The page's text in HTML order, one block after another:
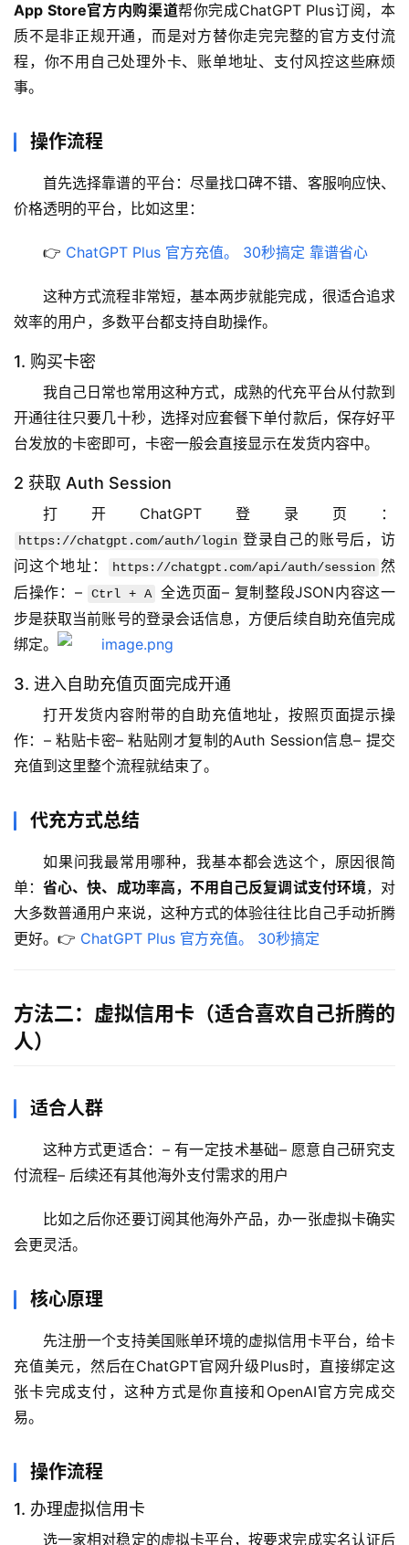
App Store官方内购渠道帮你完成ChatGPT Plus订阅，本
质不是非正规开通，而是对方替你走完完整的官方支付流
程，你不用自己处理外卡、账单地址、支付风控这些麻烦
事。
操作流程
首先选择靠谱的平台：尽量找口碑不错、客服响应快、
价格透明的平台，比如这里：
👉 ChatGPT Plus 官方充值。 30秒搞定 靠谱省心
这种方式流程非常短，基本两步就能完成，很适合追求
效率的用户，多数平台都支持自助操作。
1. 购买卡密
我自己日常也常用这种方式，成熟的代充平台从付款到
开通往往只要几十秒，选择对应套餐下单付款后，保存好平
台发放的卡密即可，卡密一般会直接显示在发货内容中。
2 获取 Auth Session
打开ChatGPT登录页：
https://chatgpt.com/auth/login 登录自己的账号后，访
问这个地址：
https://chatgpt.com/api/auth/session 然
后操作：–
Ctrl + A
全选页面– 复制整段JSON内容这一
步是获取当前账号的登录会话信息，方便后续自助充值完成
绑定。
3. 进入自助充值页面完成开通
打开发货内容附带的自助充值地址，按照页面提示操
作：– 粘贴卡密– 粘贴刚才复制的Auth Session信息– 提交
充值到这里整个流程就结束了。
代充方式总结
如果问我最常用哪种，我基本都会选这个，原因很简
单：省心、快、成功率高，不用自己反复调试支付环境，对
大多数普通用户来说，这种方式的体验往往比自己手动折腾
更好。👉 ChatGPT Plus 官方充值。 30秒搞定
方法二：虚拟信用卡（适合喜欢自己折腾的
人）
适合人群
这种方式更适合：– 有一定技术基础– 愿意自己研究支
付流程– 后续还有其他海外支付需求的用户
比如之后你还要订阅其他海外产品，办一张虚拟卡确实
会更灵活。
核心原理
先注册一个支持美国账单环境的虚拟信用卡平台，给卡
充值美元，然后在ChatGPT官网升级Plus时，直接绑定这
张卡完成支付，这种方式是你直接和OpenAI官方完成交
易。
操作流程
1. 办理虚拟信用卡
选一家相对稳定的虚拟卡平台，按要求完成实名认证后